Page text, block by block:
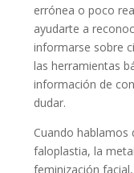
errónea o poco
ayudarte a
informarse sobre
las herramientas
información de
dudar.
Cuando hablamos
faloplastia, la
feminización